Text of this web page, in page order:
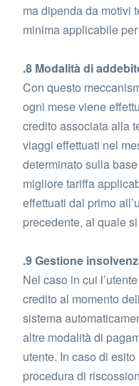
ma dipenda da motivi
minima applicabile
.8 Modalità di
Con questo
ogni mese viene
credito associata alla
viaggi effettuati nel
determinato sulla
migliore tariffa
effettuati dal primo
precedente, al quale
.9 Gestione
Nel caso in cui
credito al momento
sistema
altre modalità di
utente. In caso di
procedura di